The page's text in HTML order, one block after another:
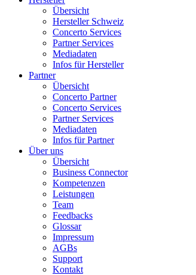
Übersicht
Hersteller Schweiz
Concerto Services
Partner Services
Mediadaten
Infos für Hersteller
Partner
Übersicht
Concerto Partner
Concerto Services
Partner Services
Mediadaten
Infos für Partner
Über uns
Übersicht
Business Connector
Kompetenzen
Leistungen
Team
Feedbacks
Glossar
Impressum
AGBs
Support
Kontakt